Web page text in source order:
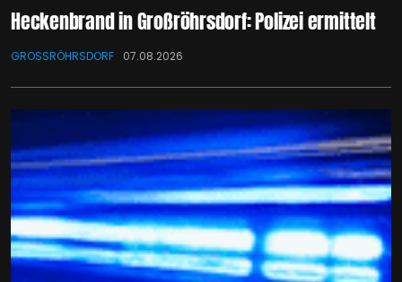
Heckenbrand in Großröhrsdorf: Polizei ermittelt
GROSSRÖHRSDORF 07.08.2026